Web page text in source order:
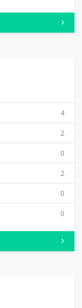
4
2
0
2
0
0